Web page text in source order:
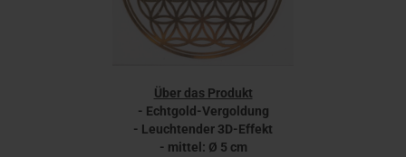
Über das Produkt
- Echtgold-Vergoldung
- Leuchtender 3D-Effekt
- mittel: Ø 5 cm